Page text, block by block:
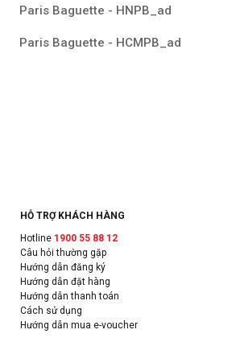
Paris Baguette - HNPB_ad
Paris Baguette - HCMPB_ad
HỖ TRỢ KHÁCH HÀNG
Hotline 1900 55 88 12
Câu hỏi thường gặp
Hướng dẫn đăng ký
Hướng dẫn đặt hàng
Hướng dẫn thanh toán
Cách sử dụng
Hướng dẫn mua e-voucher